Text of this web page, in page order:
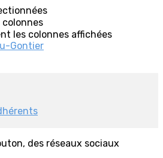
les colonnes affichées
des réseaux sociaux